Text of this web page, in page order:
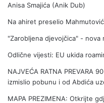
Anisa Smajića (Anik Dub)
Na ahiret preselio
"Zarobljena djevojčica" -
Odlične vijesti: EU ukida
NAJVEĆA RATNA PREVARA
izmislio pobunu i od Abdića
MAPA PREZIMENA: Otkrijte